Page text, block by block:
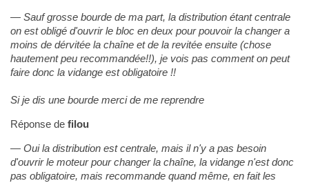
Sauf grosse bourde de ma part, la distribution étant centrale
on est obligé d'ouvrir le bloc en deux pour pouvoir la changer a
moins de dérvitée la chaîne et de la revitée ensuite (chose
hautement peu recommandée!!), je vois pas comment on peut
faire donc la vidange est obligatoire !!
Si je dis une bourde merci de me reprendre
Réponse de filou
Oui la distribution est centrale, mais il n'y a pas besoin
d'ouvrir le moteur pour changer la chaîne, la vidange n'est donc
pas obligatoire, mais recommande quand même, en fait les